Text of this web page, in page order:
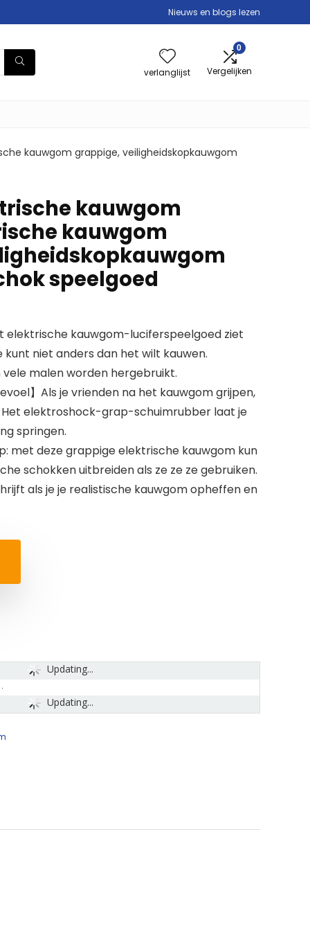
Nieuws en blogs lezen
verlanglijst
0
Vergelijken
kauwgom grappige, veiligheidskopkauwgom
kauwgom
kauwgom
speelgoed
elektrische kauwgom-luciferspeelgoed ziet
niet anders dan het wilt kauwen.
malen worden hergebruikt.
】Als je vrienden na het kauwgom grijpen,
Het elektroshock-grap-schuimrubber laat je
springen.
met deze grappige elektrische kauwgom kun
schokken uitbreiden als ze ze ze gebruiken.
als je je realistische kauwgom opheffen en
Updating...
Updating...